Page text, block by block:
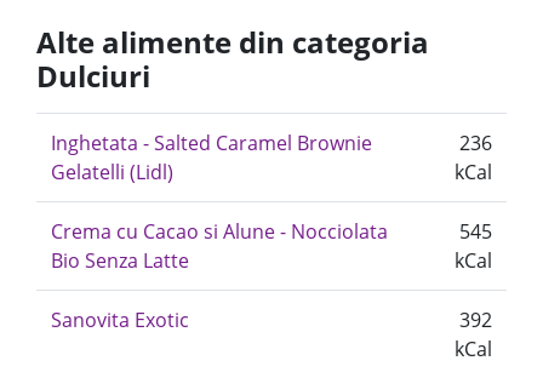
Alte alimente din categoria
Dulciuri
Inghetata - Salted Caramel Brownie
Gelatelli (Lidl)
236
kCal
Crema cu Cacao si Alune - Nocciolata
Bio Senza Latte
545
kCal
Sanovita Exotic
392
kCal